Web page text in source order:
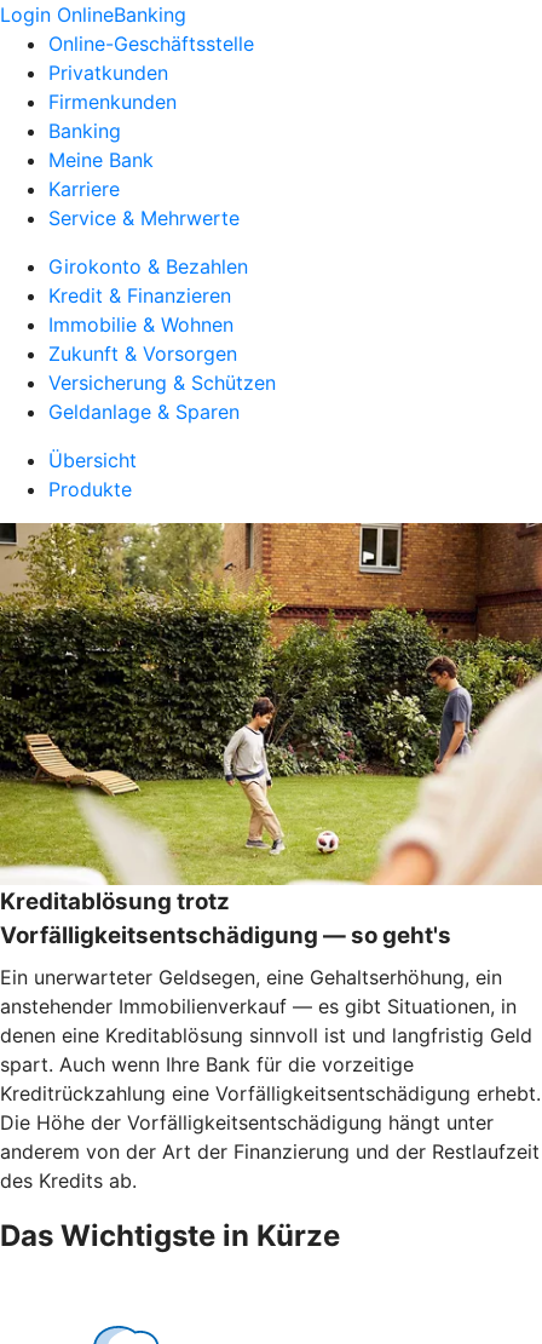
Login OnlineBanking
Online-Geschäftsstelle
Privatkunden
Firmenkunden
Banking
Meine Bank
Karriere
Service & Mehrwerte
Girokonto & Bezahlen
Kredit & Finanzieren
Immobilie & Wohnen
Zukunft & Vorsorgen
Versicherung & Schützen
Geldanlage & Sparen
Übersicht
Produkte
Kreditablösung trotz
Vorfälligkeitsentschädigung — so geht's
Ein unerwarteter Geldsegen, eine Gehaltserhöhung, ein
anstehender Immobilienverkauf — es gibt Situationen, in
denen eine Kreditablösung sinnvoll ist und langfristig Geld
spart. Auch wenn Ihre Bank für die vorzeitige
Kreditrückzahlung eine Vorfälligkeitsentschädigung erhebt.
Die Höhe der Vorfälligkeitsentschädigung hängt unter
anderem von der Art der Finanzierung und der Restlaufzeit
des Kredits ab.
Das Wichtigste in Kürze